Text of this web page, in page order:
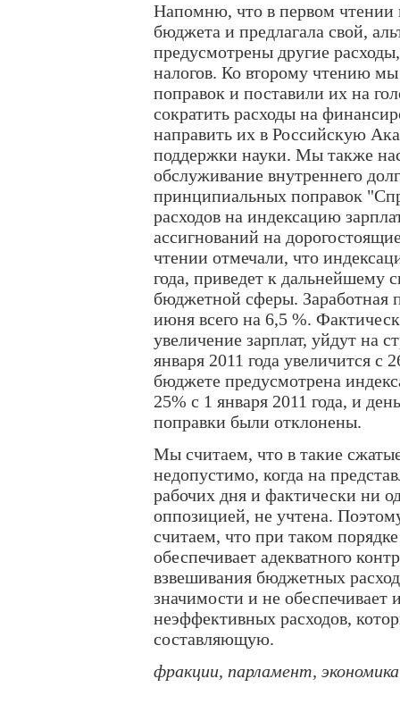
Напомню, что в первом
бюджета и предлагала свой,
предусмотрены другие
налогов. Ко второму чтению мы
поправок и поставили их на
сократить расходы на
направить их в Российскую
поддержки науки. Мы также
обслуживание внутреннего
принципиальных поправок
расходов на индексацию
ассигнований на
чтении отмечали, что
года, приведет к дальнейшему
бюджетной сферы. Заработная
июня всего на 6,5 %.
увеличение зарплат, уйдут на
января 2011 года увеличится
бюджете предусмотрена
25% с 1 января 2011 года, и
поправки были отклонены.
Мы считаем, что в такие
недопустимо, когда на
рабочих дня и фактически ни
оппозицией, не учтена.
считаем, что при таком
обеспечивает адекватного
взвешивания бюджетных
значимости и не
неэффективных расходов,
составляющую.
фракции, парламент,